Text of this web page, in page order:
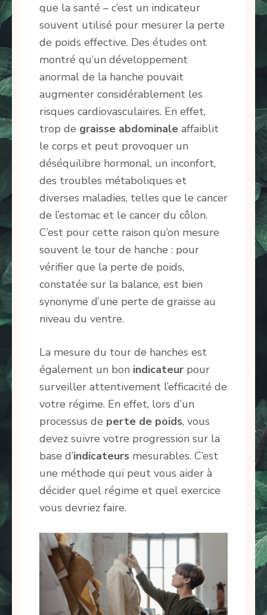
que la santé – c’est un indicateur
souvent utilisé pour mesurer la perte
de poids effective. Des études ont
montré qu’un développement
anormal de la hanche pouvait
augmenter considérablement les
risques cardiovasculaires. En effet,
trop de graisse abdominale affaiblit
le corps et peut provoquer un
déséquilibre hormonal, un inconfort,
des troubles métaboliques et
diverses maladies, telles que le cancer
de l’estomac et le cancer du côlon.
C’est pour cette raison qu’on mesure
souvent le tour de hanche : pour
vérifier que la perte de poids,
constatée sur la balance, est bien
synonyme d’une perte de graisse au
niveau du ventre.
La mesure du tour de hanches est
également un bon indicateur pour
surveiller attentivement l’efficacité de
votre régime. En effet, lors d’un
processus de perte de poids, vous
devez suivre votre progression sur la
base d’indicateurs mesurables. C’est
une méthode qui peut vous aider à
décider quel régime et quel exercice
vous devriez faire.